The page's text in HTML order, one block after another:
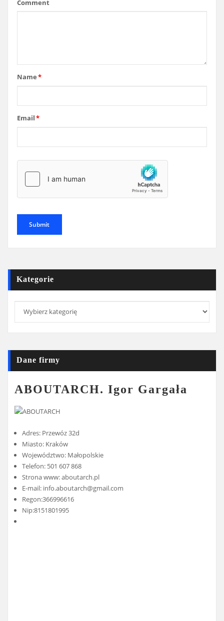
Comment
Name*
Email*
Kategorie
Dane firmy
ABOUTARCH. Igor Gargała
Adres: Przewóz 32d
Miasto: Kraków
Województwo: Małopolskie
Telefon: 501 607 868
Strona www:aboutarch.pl
E-mail: info.aboutarch@gmail.com
Regon:366996616
Nip:8151801995